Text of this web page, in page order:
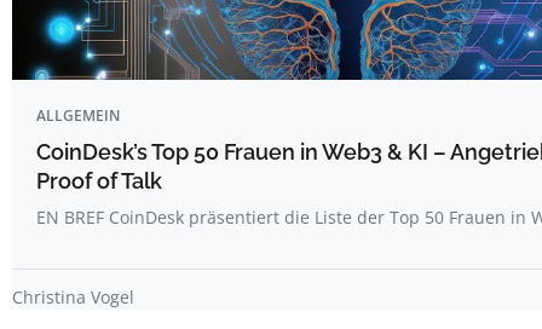
ALLGEMEIN
CoinDesk’s Top 50 Frauen in Web3 & KI –
Proof of Talk
EN BREF CoinDesk präsentiert die Liste der Top 50 Frauen in
Christina Vogel